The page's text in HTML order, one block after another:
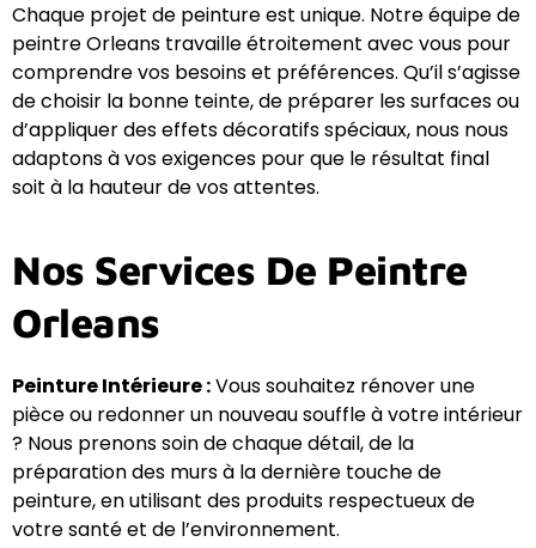
Chaque projet de peinture est unique. Notre équipe de
peintre Orleans travaille étroitement avec vous pour
comprendre vos besoins et préférences. Qu’il s’agisse
de choisir la bonne teinte, de préparer les surfaces ou
d’appliquer des effets décoratifs spéciaux, nous nous
adaptons à vos exigences pour que le résultat final
soit à la hauteur de vos attentes.
Nos Services De Peintre
Orleans
Peinture Intérieure :Vous souhaitez rénover une
pièce ou redonner un nouveau souffle à votre intérieur
? Nous prenons soin de chaque détail, de la
préparation des murs à la dernière touche de
peinture, en utilisant des produits respectueux de
votre santé et de l’environnement.